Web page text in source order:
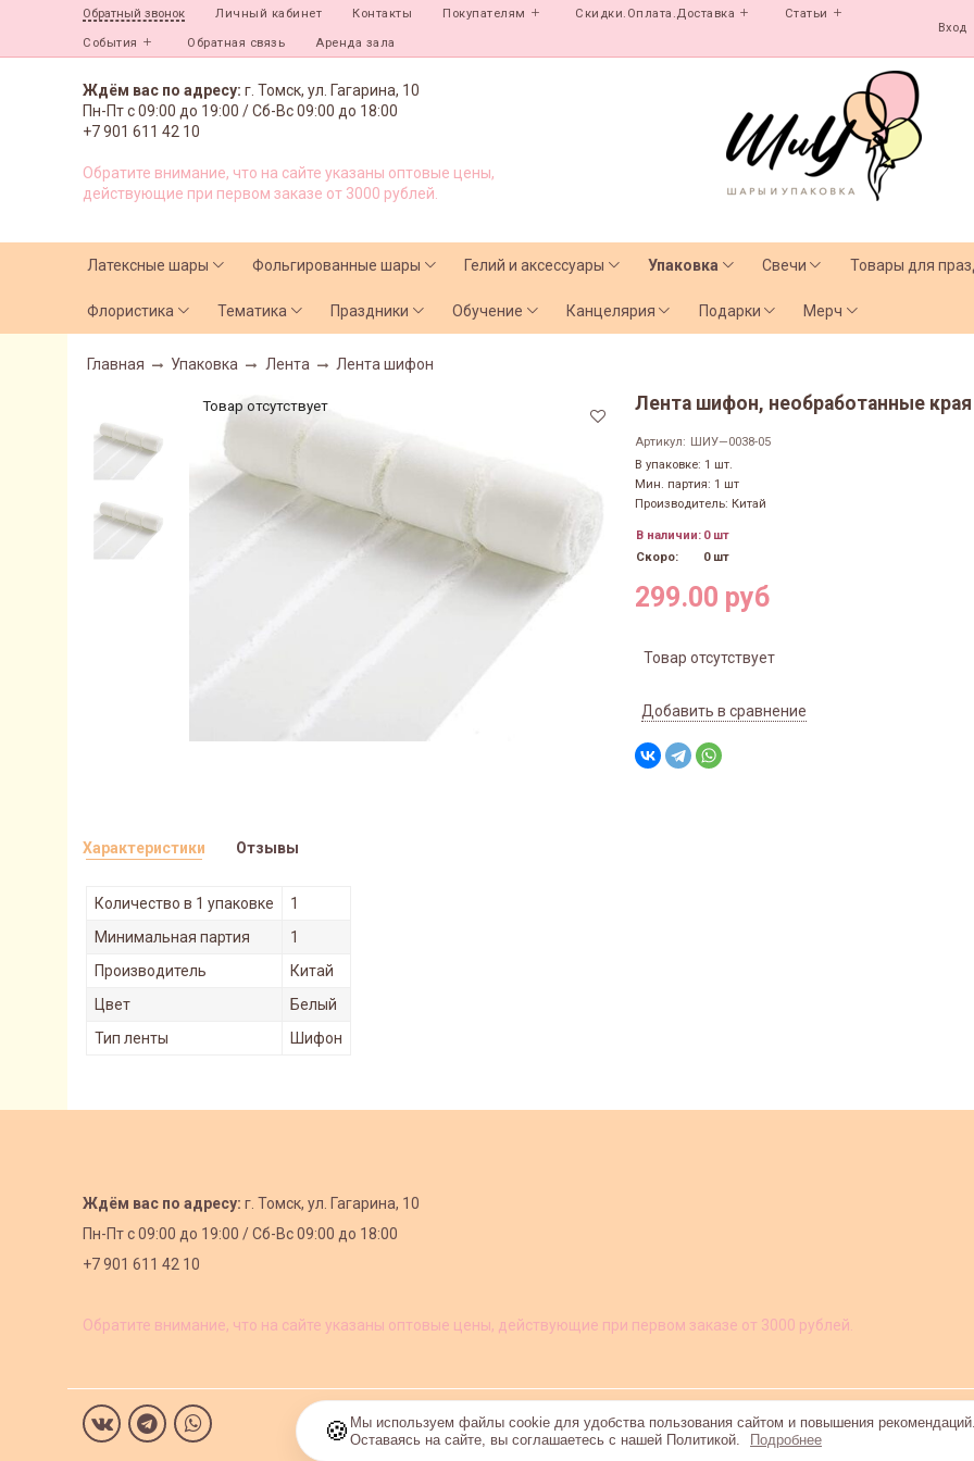
Обратный звонок Личный кабинет Контакты Покупателям Скидки.Оплата.Доставка Статьи
События Обратная связь Аренда зала
Вход
Ждём вас по адресу: г. Томск, ул. Гагарина, 10
Пн-Пт с09:00 до 19:00 /Сб-Вс 09:00 до 18:00
+7 901 611 42 10
Обратите внимание, что на сайте указаны оптовые цены,
действующие при первом заказе от 3000 рублей.
Латексные шары Фольгированные шары Гелий и аксессуары Упаковка Свечи Товары для
Флористика Тематика Праздники Обучение Канцелярия Подарки Мерч
Главная Упаковка Лента Лента шифон
Товар отсутствует Лента шифон, необработанные
Артикул: ШИУ—0038-05
В упаковке: 1 шт.
Мин. партия: 1 шт
Производитель: Китай
В наличии: 0 шт
Скоро:
0 шт
299.00 руб
Товар отсутствует
Добавить в сравнение
Характеристики
Количество в 1 упаковке
1
Минимальная партия
1
Производитель
Китай
Цвет
Белый
Тип ленты
Шифон
Отзывы
Ждём вас по адресу: г. Томск, ул. Гагарина, 10
Пн-Пт с09:00 до 19:00 /Сб-Вс 09:00 до 18:00
+7 901 611 42 10
Обратите внимание, что на сайте указаны оптовые цены, действующие при первом заказе от 3000 рублей.
🍪 Мы используем файлы cookie для удобства пользования сайтом и повышения рекомендаций.
Оставаясь на сайте, вы соглашаетесь с нашей Политикой.
Подробнее